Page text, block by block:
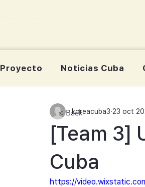
Proyecto Noticias Cuba
[Team 3]
Cuba
koreacuba3 23 oct
https://
< Back